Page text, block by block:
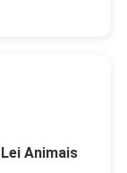
Animais